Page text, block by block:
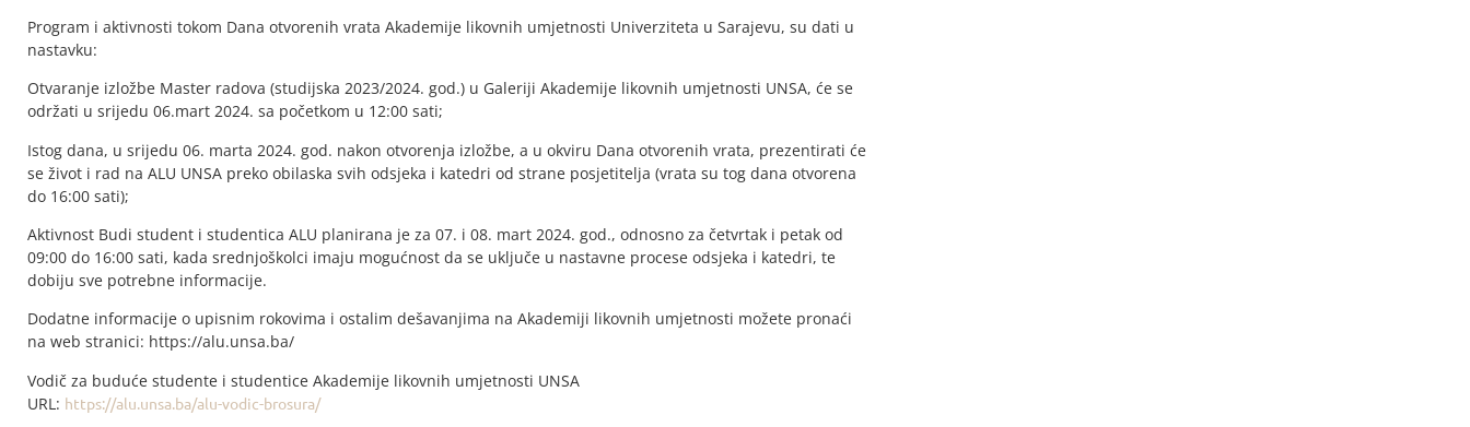
Program i aktivnosti tokom Dana otvorenih vrata Akademije likovnih umjetnosti Univerziteta u Sarajevu, su dati u
nastavku:
Otvaranje izložbe Master radova (studijska 2023/2024. god.) u Galeriji Akademije likovnih umjetnosti UNSA, će se
održati u srijedu 06.mart 2024. sa početkom u 12:00 sati;
Istog dana, u srijedu 06. marta 2024. god. nakon otvorenja izložbe, a u okviru Dana otvorenih vrata, prezentirati će
se život i rad na ALU UNSA preko obilaska svih odsjeka i katedri od strane posjetitelja (vrata su tog dana otvorena
do 16:00 sati);
Aktivnost Budi student i studentica ALU planirana je za 07. i 08. mart 2024. god., odnosno za četvrtak i petak od
09:00 do 16:00 sati, kada srednjoškolci imaju mogućnost da se uključe u nastavne procese odsjeka i katedri, te
dobiju sve potrebne informacije.
Dodatne informacije o upisnim rokovima i ostalim dešavanjima na Akademiji likovnih umjetnosti možete pronaći
na web stranici: https://alu.unsa.ba/
Vodič za buduće studente i studentice Akademije likovnih umjetnosti UNSA
URL: https://alu.unsa.ba/alu-vodic-brosura/